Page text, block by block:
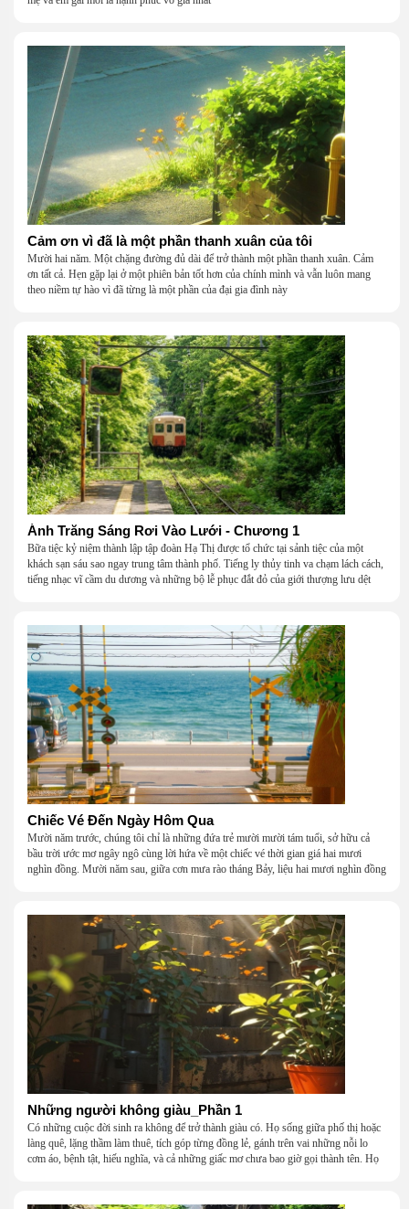
Cảm ơn vì đã là một phần thanh xuân của tôi
Mười hai năm. Một chặng đường đủ dài để trở thành một phần thanh xuân. Cảm
ơn tất cả. Hẹn gặp lại ở một phiên bản tốt hơn của chính mình và vẫn luôn mang
theo niềm tự hào vì đã từng là một phần của đại gia đình này
Ánh Trăng Sáng Rơi Vào Lưới - Chương 1
Bữa tiệc kỷ niệm thành lập tập đoàn Hạ Thị được tổ chức tại sảnh tiệc của một
khách sạn sáu sao ngay trung tâm thành phố. Tiếng ly thủy tinh va chạm lách cách,
tiếng nhạc vĩ cầm du dương và những bộ lễ phục đắt đỏ của giới thượng lưu dệt
Chiếc Vé Đến Ngày Hôm Qua
Mười năm trước, chúng tôi chỉ là những đứa trẻ mười mười tám tuổi, sở hữu cả
bầu trời ước mơ ngây ngô cùng lời hứa về một chiếc vé thời gian giá hai mươi
nghìn đồng. Mười năm sau, giữa cơn mưa rào tháng Bảy, liệu hai mươi nghìn đồng
Những người không giàu_Phần 1
Có những cuộc đời sinh ra không để trở thành giàu có. Họ sống giữa phố thị hoặc
làng quê, lặng thầm làm thuê, tích góp từng đồng lẻ, gánh trên vai những nỗi lo
cơm áo, bệnh tật, hiếu nghĩa, và cả những giấc mơ chưa bao giờ gọi thành tên. Họ
một mái nhà bằng lòng thương, bằng sự nhẫn nại và một niềm tin cũ kỹ rằng: dẫu